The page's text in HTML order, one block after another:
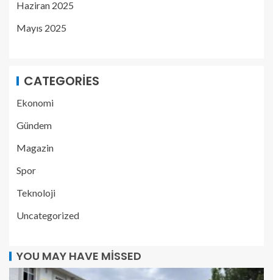
Haziran 2025
Mayıs 2025
CATEGORIES
Ekonomi
Gündem
Magazin
Spor
Teknoloji
Uncategorized
YOU MAY HAVE MISSED